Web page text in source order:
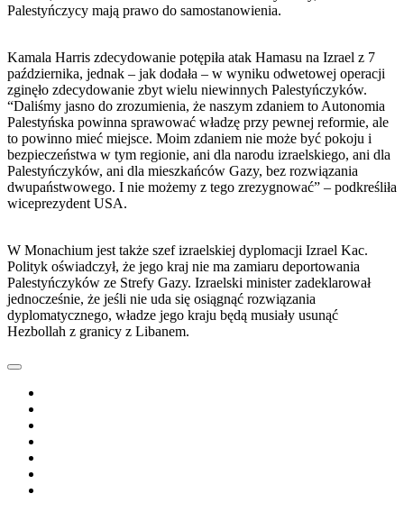
Palestyńczycy mają prawo do samostanowienia.
Kamala Harris zdecydowanie potępiła atak Hamasu na Izrael z 7
października, jednak – jak dodała – w wyniku odwetowej operacji
zginęło zdecydowanie zbyt wielu niewinnych Palestyńczyków.
“Daliśmy jasno do zrozumienia, że naszym zdaniem to Autonomia
Palestyńska powinna sprawować władzę przy pewnej reformie, ale
to powinno mieć miejsce. Moim zdaniem nie może być pokoju i
bezpieczeństwa w tym regionie, ani dla narodu izraelskiego, ani dla
Palestyńczyków, ani dla mieszkańców Gazy, bez rozwiązania
dwupaństwowego. I nie możemy z tego zrezygnować” – podkreśliła
wiceprezydent USA.
W Monachium jest także szef izraelskiej dyplomacji Izrael Kac.
Polityk oświadczył, że jego kraj nie ma zamiaru deportowania
Palestyńczyków ze Strefy Gazy. Izraelski minister zadeklarował
jednocześnie, że jeśli nie uda się osiągnąć rozwiązania
dyplomatycznego, władze jego kraju będą musiały usunąć
Hezbollah z granicy z Libanem.